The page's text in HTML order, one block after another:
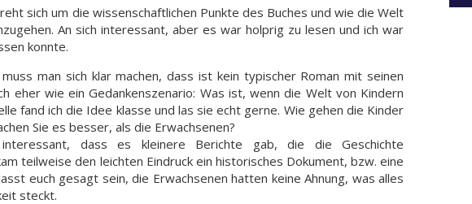
sich um die wissenschaftlichen Punkte des Buches und wie die Welt
An sich interessant, aber es war holprig zu lesen und ich war
konnte.
man sich klar machen, dass ist kein typischer Roman mit seinen
eher wie ein Gedankenszenario: Was ist, wenn die Welt von Kindern
fand ich die Idee klasse und las sie echt gerne. Wie gehen die Kinder
Sie es besser, als die Erwachsenen?
dass es kleinere Berichte gab, die die Geschichte
teilweise den leichten Eindruck ein historisches Dokument, bzw. eine
euch gesagt sein, die Erwachsenen hatten keine Ahnung, was alles
steckt.